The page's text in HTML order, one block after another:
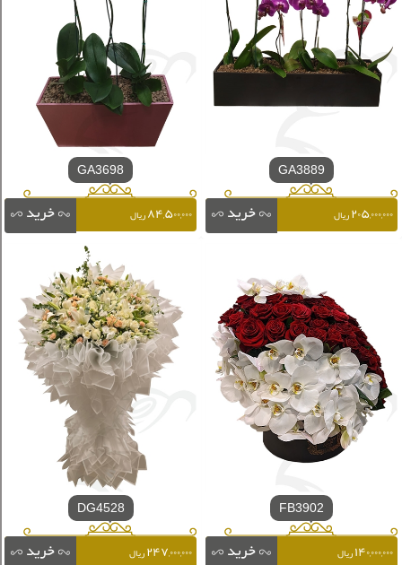
GA3889
۲۰۵,۰۰۰,۰۰۰ریال
GA3698
۸۴,۵۰۰,۰۰۰ریال
FB3902
۱۴۰,۰۰۰,۰۰۰ریال
DG4528
۲۴۷,۰۰۰,۰۰۰ریال